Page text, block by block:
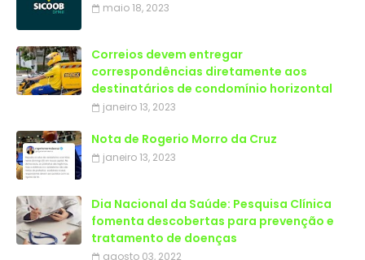
maio 18, 2023
Correios devem entregar
correspondências diretamente aos
destinatários de condomínio horizontal
janeiro 13, 2023
Nota de Rogerio Morro da Cruz
janeiro 13, 2023
Dia Nacional da Saúde: Pesquisa Clínica
fomenta descobertas para prevenção e
tratamento de doenças
agosto 03, 2022